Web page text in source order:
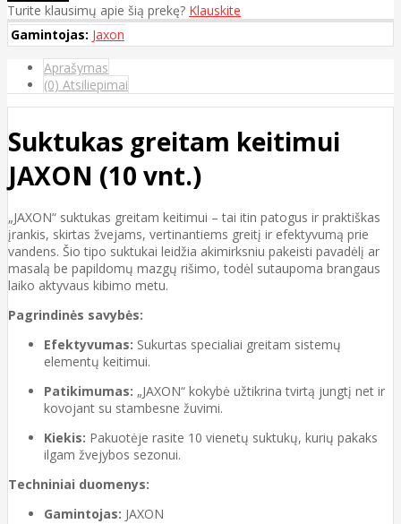
Turite klausimų apie šią prekę? Klauskite
Gamintojas: Jaxon
Aprašymas
(0) Atsiliepimai
Suktukas greitam keitimui
JAXON (10 vnt.)
„JAXON“ suktukas greitam keitimui – tai itin patogus ir praktiškas
įrankis, skirtas žvejams, vertinantiems greitį ir efektyvumą prie
vandens. Šio tipo suktukai leidžia akimirksniu pakeisti pavadėlį ar
masalą be papildomų mazgų rišimo, todėl sutaupoma brangaus
laiko aktyvaus kibimo metu.
Pagrindinės savybės:
Efektyvumas: Sukurtas specialiai greitam sistemų
elementų keitimui.
Patikimumas: „JAXON“ kokybė užtikrina tvirtą jungtį net ir
kovojant su stambesne žuvimi.
Kiekis: Pakuotėje rasite 10 vienetų suktukų, kurių pakaks
ilgam žvejybos sezonui.
Techniniai duomenys:
Gamintojas: JAXON